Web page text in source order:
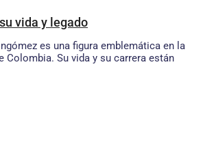
vida y legado
es una figura emblemática en la
Colombia. Su vida y su carrera están